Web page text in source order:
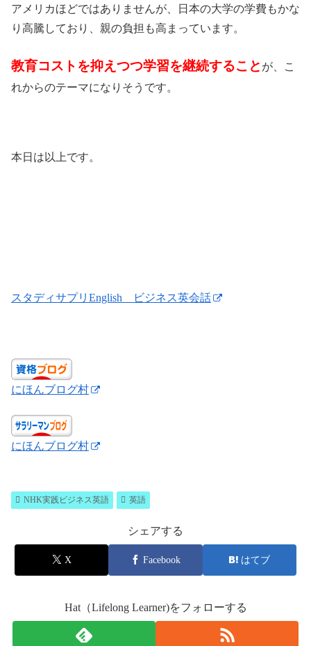
アメリカほどではありませんが、日本の大学の学費もかな
り高騰しており、親の負担も高まっています。
教育コストを抑えつつ学習を継続すること が、こ
れからのテーマになりそうです。
本日は以上です。
スタディサプリEnglish ビジネス英会話
にほんブログ村
にほんブログ村
NHK実践ビジネス英語 英語
シェアする
X Facebook はてブ
Hat（Lifelong Learner)をフォローする